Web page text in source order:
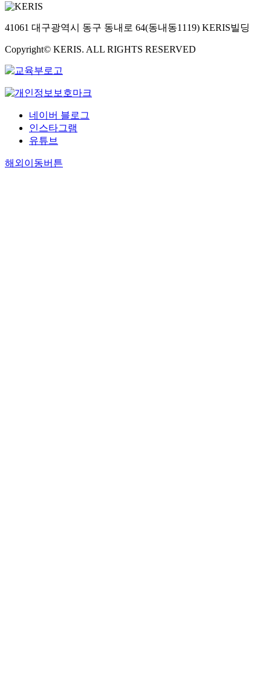
41061 대구광역시 동구 동내로 64(동내동1119) KERIS빌딩
Copyright© KERIS. ALL RIGHTS RESERVED
네이버 블로그
인스타그램
유튜브
해외이동버튼